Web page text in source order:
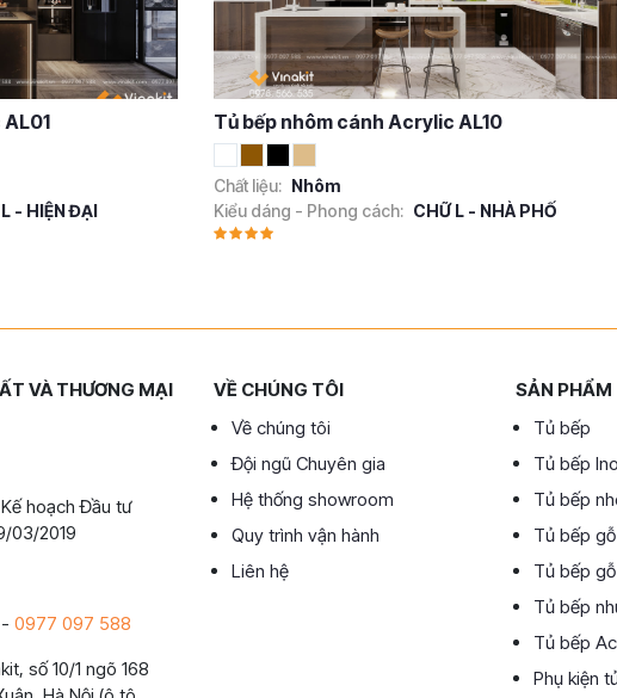
- HIỆN ĐẠI
Tủ bếp nhôm cánh Acrylic AL10
Chất liệu: Nhôm
Kiểu dáng - Phong cách: CHỮ L - NHÀ PHỐ
VÀ THƯƠNG MẠI
hoạch Đầu tư
03/2019
- 0977 097 588
số 10/1 ngõ 168
VỀ CHÚNG TÔI
Về chúng tôi
Đội ngũ Chuyên gia
Hệ thống showroom
Quy trình vận hành
Liên hệ
SẢN PHẨM
Tủ bếp
Tủ bếp
Tủ bếp
Tủ bếp
Tủ bếp
Tủ bếp
Tủ bếp
Phụ kiện